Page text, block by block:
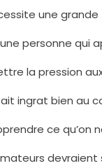
une
une personne
la pression
ingrat bien au
ce qu’on
devraient